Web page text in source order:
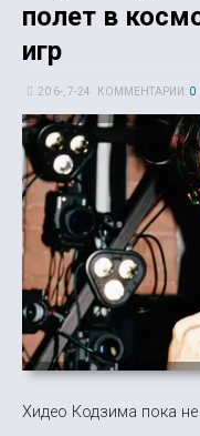
полет в
игр
20 6-, 7-24 КОММЕНТАРИИ: 0
Хидео Кодзима пока